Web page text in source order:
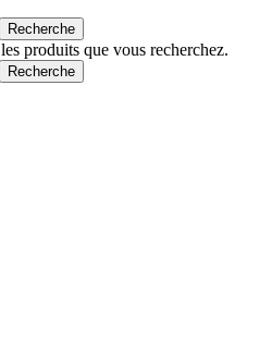
Recherche
produits que vous recherchez.
Recherche